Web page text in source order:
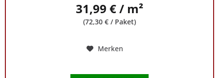
31,99 € / m²
(72,30 € / Paket)
Merken